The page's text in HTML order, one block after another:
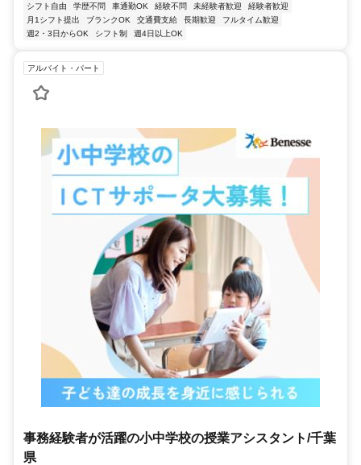
シフト自由 学歴不問 車通勤OK 経験不問 未経験者歓迎
経験者歓迎
月1シフト提出
ブランクOK 交通費支給 長期歓迎
フルタイム歓迎
週2・3日からOK
シフト制 週4日以上OK
アルバイト・パート
事務経験者が活躍の小中学校の授業アシスタント/千葉
県